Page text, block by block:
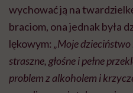
wychować ją na
braciom, ona jednak była
lękowym: „Moje dzieciństwo
straszne, głośne i pełne
problem z alkoholem i